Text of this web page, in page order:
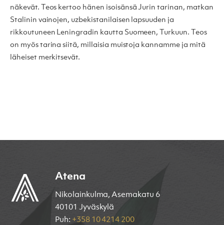
näkevät. Teos kertoo hänen isoisänsä Jurin tarinan, matkan
Stalinin vainojen, uzbekistanilaisen lapsuuden ja
rikkoutuneen Leningradin kautta Suomeen, Turkuun. Teos
on myös tarina siitä, millaisia muistoja kannamme ja mitä
läheiset merkitsevät.
Atena
Nikolainkulma, Asemakatu 6
40101 Jyväskylä
Puh: +358 10 4214 200